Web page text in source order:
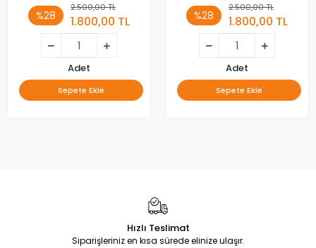
%28
2.500,00 TL
1.800,00 TL
Adet
Sepete Ekle
%28
2.500,00 TL
1.800,00 TL
Adet
Sepete Ekle
Hızlı Teslimat
Siparişleriniz en kısa sürede elinize ulaşır.